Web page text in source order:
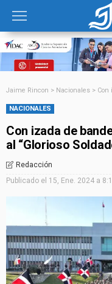
Jaime Rincon > Nacionales > Con
NACIONALES
Con izada de
al “Glorioso
Redacción
Publicado el 15, Ene. 2024 a